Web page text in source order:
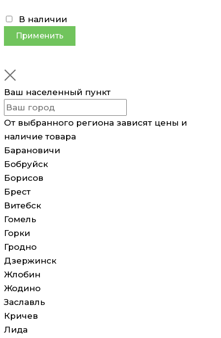
В наличии
Применить
Ваш населенный пункт
От выбранного региона зависят цены и
наличие товара
Барановичи
Бобруйск
Борисов
Брест
Витебск
Гомель
Горки
Гродно
Дзержинск
Жлобин
Жодино
Заславль
Кричев
Лида